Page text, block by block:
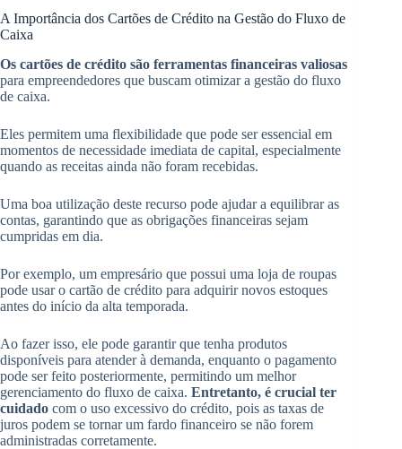
A Importância dos Cartões de Crédito na Gestão do Fluxo de
Caixa
Os cartões de crédito são ferramentas financeiras valiosas
para empreendedores que buscam otimizar a gestão do fluxo
de caixa.
Eles permitem uma flexibilidade que pode ser essencial em
momentos de necessidade imediata de capital, especialmente
quando as receitas ainda não foram recebidas.
Uma boa utilização deste recurso pode ajudar a equilibrar as
contas, garantindo que as obrigações financeiras sejam
cumpridas em dia.
Por exemplo, um empresário que possui uma loja de roupas
pode usar o cartão de crédito para adquirir novos estoques
antes do início da alta temporada.
Ao fazer isso, ele pode garantir que tenha produtos
disponíveis para atender à demanda, enquanto o pagamento
pode ser feito posteriormente, permitindo um melhor
gerenciamento do fluxo de caixa. Entretanto, é crucial ter
cuidado com o uso excessivo do crédito, pois as taxas de
juros podem se tornar um fardo financeiro se não forem
administradas corretamente.